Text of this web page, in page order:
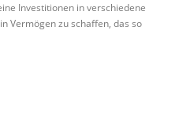
Investitionen in verschiedene
Vermögen zu schaffen, das so